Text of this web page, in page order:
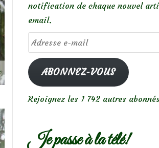
notification de chaque nouvel
email.
Adresse
e-
mailABONNEZ-VOUS
Rejoignez les 1 742 autres
Je passe à la télé!